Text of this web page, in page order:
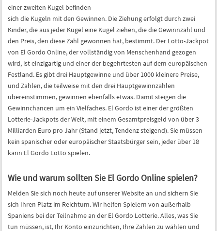
fünfstelligen Zahlen steht. In
einer zweiten Kugel befinden
sich die Kugeln mit den Gewinnen. Die Ziehung erfolgt durch zwei
Kinder, die aus jeder Kugel eine Kugel ziehen, die die Gewinnzahl und
den Preis, den diese Zahl gewonnen hat, bestimmt. Der Lotto-Jackpot
von El Gordo Online, der vollständig von Menschenhand gezogen
wird, ist einzigartig und einer der begehrtesten auf dem europäischen
Festland. Es gibt drei Hauptgewinne und über 1000 kleinere Preise,
und Zahlen, die teilweise mit den drei Hauptgewinnzahlen
übereinstimmen, gewinnen ebenfalls etwas. Damit steigen die
Gewinnchancen um ein Vielfaches. El Gordo ist einer der größten
Lotterie-Jackpots der Welt, mit einem Gesamtpreisgeld von über 3
Milliarden Euro pro Jahr (Stand jetzt, Tendenz steigend). Sie müssen
kein spanischer oder europäischer Staatsbürger sein, jeder über 18
Wie und warum sollten Sie El Gordo Online spielen?
Melden Sie sich noch heute auf unserer Website an und sichern Sie
sich Ihren Platz im Reichtum. Wir helfen Spielern von außerhalb
Spaniens bei der Teilnahme an der El Gordo Lotterie. Alles, was Sie